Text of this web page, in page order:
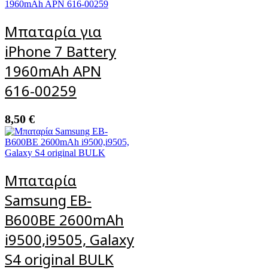
Μπαταρία για
iPhone 7 Battery
1960mAh APN
616-00259
8,50 €
Μπαταρία
Samsung EB-
B600BE 2600mAh
i9500,i9505, Galaxy
S4 original BULK